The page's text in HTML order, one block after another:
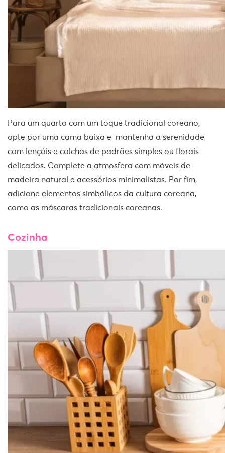
Para um quarto com um toque tradicional coreano,
opte por uma cama baixa e mantenha a serenidade
com lençóis e colchas de padrões simples ou florais
delicados. Complete a atmosfera com móveis de
madeira natural e acessórios minimalistas. Por fim,
adicione elementos simbólicos da cultura coreana,
como as máscaras tradicionais coreanas.
Cozinha